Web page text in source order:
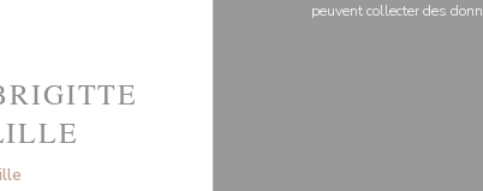
((ouvre une nouvelle fenêtre))
peuvent collecter des